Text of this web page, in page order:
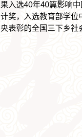
果入选40年40篇影响
计奖，入选教育部学位
央表彰的全国三下乡社